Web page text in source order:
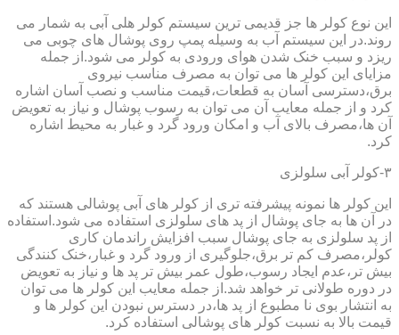
این نوع کولر ها جز قدیمی ترین سیستم کولر هلی آبی به شمار می
روند.در این سیستم آب به وسیله پمپ روی پوشال های چوبی می
ریزد و سبب خنک شدن هوای ورودی به کولر می شود.از جمله
مزایای این کولر ها می توان به مصرف مناسب نیروی
برق،دسترسی آسان به قطعات،قیمت مناسب و نصب آسان اشاره
کرد و از جمله معایب آن می توان به رسوب پوشال و نیاز به تعویض
آن ها،مصرف بالای آب و امکان ورود گرد و غبار به محیط اشاره
کرد.
۳-کولر آبی سلولزی
این کولر ها نمونه پیشرفته تری از کولر های آبی پوشالی هستند که
در آن ها به جای پوشال از پد های سلولزی استفاده می شود.استفاده
از پد سلولزی به جای پوشال سبب افزایش راندمان کاری
کولر،مصرف کم تر برق،جلوگیری از ورود گرد و غبار،خنک کنندگی
بیش تر،عدم ایجاد رسوب،طول عمر بیش تر پد ها و نیاز به تعویض
در دوره طولانی تر خواهد شد.از جمله معایب این کولر ها می توان
به انتشار بوی نا مطبوع از پد ها،در دسترس نبودن این کولر ها و
قیمت بالا به نسبت کولر های پوشالی استفاده کرد.